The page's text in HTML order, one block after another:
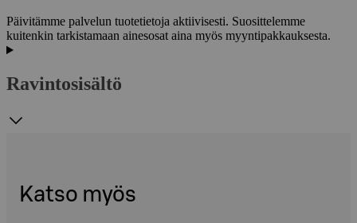
Päivitämme palvelun tuotetietoja aktiivisesti. Suosittelemme
kuitenkin tarkistamaan ainesosat aina myös myyntipakkauksesta.
Ravintosisältö
Katso myös